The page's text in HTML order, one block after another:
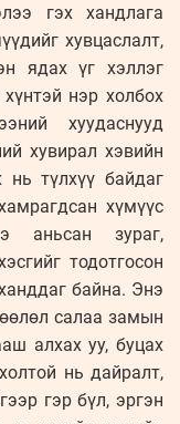
гэх хандлага
хувцаслалт,
ядах үг хэллэг
нэр холбох
хуудаснууд
хувирал хэвийн
нь түлхүү байдаг
хүмүүс
аньсан зураг,
тодотгосон
байна. Энэ
салаа замын
алхах уу, буцах
нь дайралт,
гэр бүл, эргэн